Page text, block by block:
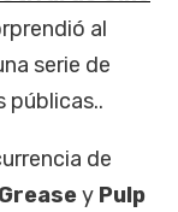
al
serie de
públicas..
de
Grease y Pulp